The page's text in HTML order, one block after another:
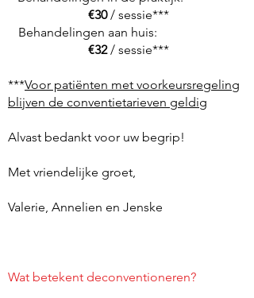
€30/ sessie***
Behandelingen aan huis:
€32/ sessie***
***Voor patiënten met voorkeursregeling
blijven de conventietarieven geldig
Alvast bedankt voor uw begrip!
Met vriendelijke groet,
Valerie, Annelien en Jenske
Wat betekent deconventioneren?